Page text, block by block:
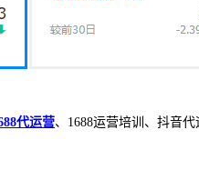
代运营、1688运营培训、抖音